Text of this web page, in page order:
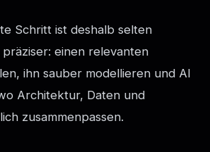
Schritt ist deshalb selten
einen relevanten
ihn sauber modellieren und AI
Architektur, Daten und
zusammenpassen.